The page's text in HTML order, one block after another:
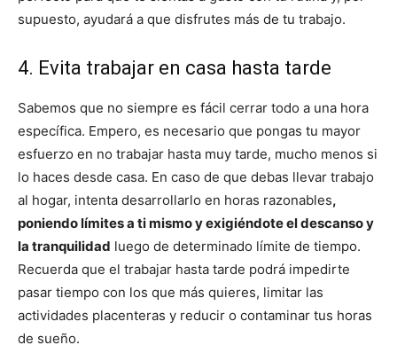
supuesto, ayudará a que disfrutes más de tu trabajo.
4. Evita trabajar en casa hasta tarde
Sabemos que no siempre es fácil cerrar todo a una hora
específica. Empero, es necesario que pongas tu mayor
esfuerzo en no trabajar hasta muy tarde, mucho menos si
lo haces desde casa. En caso de que debas llevar trabajo
al hogar, intenta desarrollarlo en horas razonables,
poniendo límites a ti mismo y exigiéndote el descanso y
la tranquilidad luego de determinado límite de tiempo.
Recuerda que el trabajar hasta tarde podrá impedirte
pasar tiempo con los que más quieres, limitar las
actividades placenteras y reducir o contaminar tus horas
de sueño.